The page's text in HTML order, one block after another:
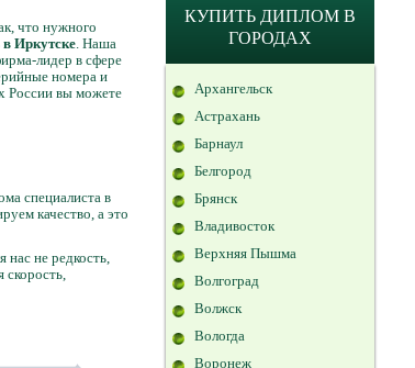
что нужного
в Иркутске. Наша
лидер в сфере
номера и
России вы можете
специалиста в
качество, а это
нас не редкость,
скорость,
КУПИТЬ ДИПЛОМ В
ГОРОДАХ
Архангельск
Астрахань
Барнаул
Белгород
Брянск
Владивосток
Верхняя Пышма
Волгоград
Волжск
Вологда
Воронеж